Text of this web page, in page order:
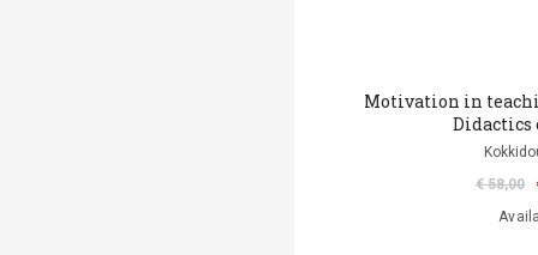
Motivation in
Didactics
€ 58,00